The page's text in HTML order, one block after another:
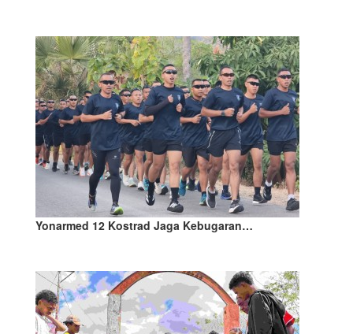
Yonarmed 12 Kostrad Jaga Kebugaran…